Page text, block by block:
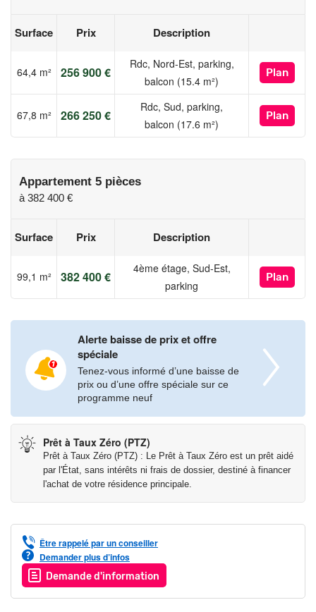
un cadre verdoyant à proximité de toutes les commodités
lumineux et bien agencés, adaptés aux besoins des familles,
couples et seniors. Éco-responsabilité : habitats conçus selon
les dernières normes énergétiques pour un mode de vie
durable.Saisissez cette opportunité unique de devenir
propriétaire dans un quartier où nature et modernité coexistent
Zéro, un vrai coup de pouce pour habiter à Nantes ! Contactez-
nous dès maintenant pour planifier une visite à notre bureau de
vente à Nantes.
Surface Prix Description
64,4 m² 256 900 €
Rdc, Nord-Est, parking,
balcon (15.4 m²)
Plan
67,8 m² 266 250 €
Rdc, Sud, parking,
balcon (17.6 m²)
Plan
Appartement 5 pièces
à 382 400 €
Surface Prix Description
99,1 m² 382 400 €
4ème étage, Sud-Est,
parking
Plan
Alerte baisse de prix et offre
spéciale
Tenez-vous informé d’une baisse de
prix ou d’une offre spéciale sur ce
programme neuf
Prêt à Taux Zéro (PTZ)
Prêt à Taux Zéro (PTZ) : Le Prêt à Taux Zéro est un prêt aidé
par l'État, sans intérêts ni frais de dossier, destiné à financer
l'achat de votre résidence principale.
Être rappelé par un conseiller
Demander plus d’infos
Demande d'information